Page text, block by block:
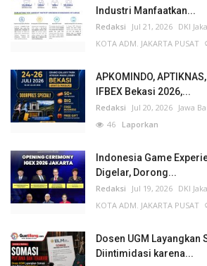
Industri Manfaatkan...
Redaksi Jul 21, 2026 DKI
KOTA ADM. JAKARTA PUSAT
APKOMINDO,
IFBEX Bekasi 2026,...
Redaksi Jul 20, 2026 Jawa
46 Laporkan
Indonesia Game
Digelar, Dorong...
Redaksi Jul 19, 2026 DKI
KOTA ADM. JAKARTA PUSAT
Dosen UGM
Diintimidasi karena...